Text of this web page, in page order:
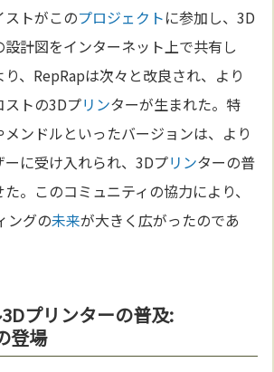
ストがこのプロジェクトに参加し、3D
設計図をインターネット上で共有し
、RepRapは次々と改良され、より
ストの3Dプリンターが生まれた。特
メンドルといったバージョンは、より
ーに受け入れられ、3Dプリンターの普
。このコミュニティの協力により、
ングの未来が大きく広がったのであ
プリンターの普及:
登場